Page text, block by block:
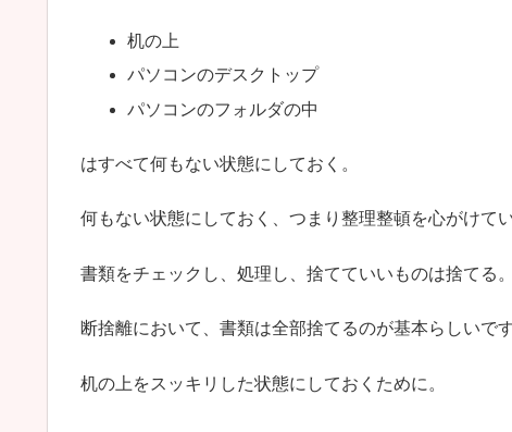
机の上
パソコンのデスクトップ
パソコンのフォルダの中
はすべて何もない状態にしておく。
何もない状態にしておく、つまり整理整頓を心がけて
書類をチェックし、処理し、捨てていいものは捨てる
断捨離において、書類は全部捨てるのが基本らしいで
机の上をスッキリした状態にしておくために。